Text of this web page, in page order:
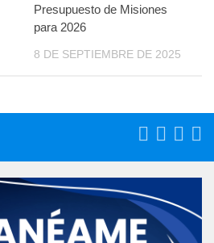
Presupuesto de Misiones
para 2026
8 DE SEPTIEMBRE DE 2025